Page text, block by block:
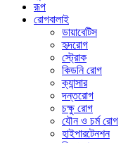
রূপ
রোগবালাই
ডায়াবেটিস
হৃদরোগ
স্ট্রোক
কিডনি রোগ
ক্যান্সার
দন্তরোগ
চক্ষু রোগ
যৌন ও চর্ম রোগ
হাইপারটেনশন